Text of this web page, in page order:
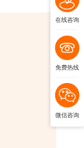
在线咨询
免费热线
微信咨询